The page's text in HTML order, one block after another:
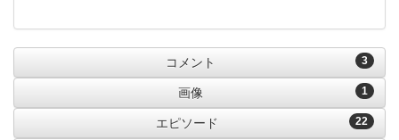
3
コメント
1
画像
22
エピソード